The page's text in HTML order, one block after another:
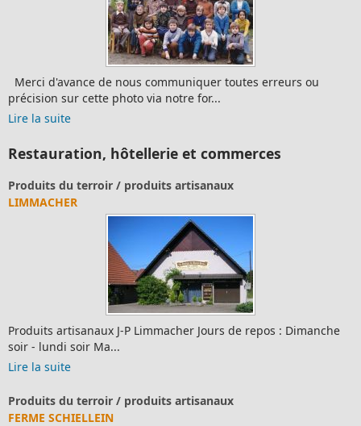
Merci d'avance de nous communiquer toutes erreurs ou
précision sur cette photo via notre for...
Lire la suite
Restauration, hôtellerie et commerces
Produits du terroir / produits artisanaux
LIMMACHER
Produits artisanaux J-P Limmacher Jours de repos : Dimanche
soir - lundi soir Ma...
Lire la suite
Produits du terroir / produits artisanaux
FERME SCHIELLEIN